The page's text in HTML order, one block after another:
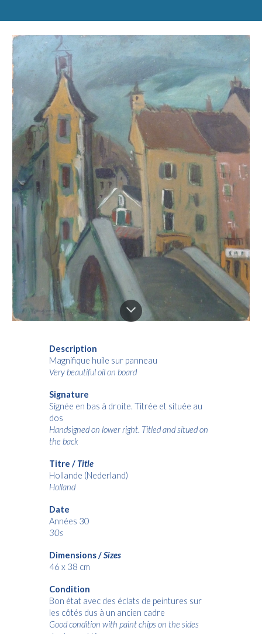
Description
Magnifique huile sur panneau
Very beautiful oil on board
Signature
Signée en bas à droite. Titrée et située au
dos
Handsigned on lower right. Titled and situed on
the back
Titre / Title
Hollande (Nederland)
Holland
Date
Années 30
30s
Dimensions /Sizes
46 x 38 cm
Condition
Bon état avec des éclats de peintures sur
les côtés dus à un ancien cadre
Good condition with paint chips on the sides